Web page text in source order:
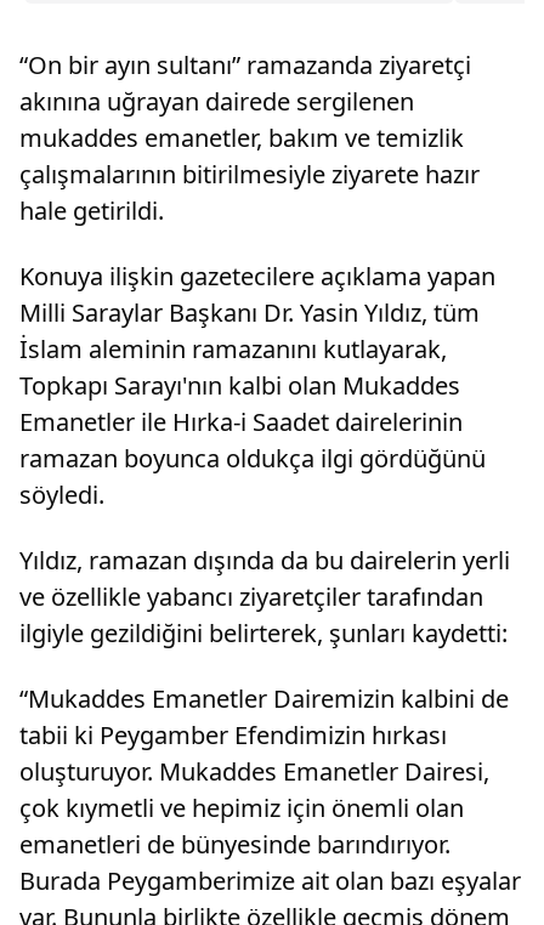
Bekir Torun, ç...
“On bir ayın sultanı” ramazanda ziyaretçi
akınına uğrayan dairede sergilenen
mukaddes emanetler, bakım ve temizlik
çalışmalarının bitirilmesiyle ziyarete hazır
hale getirildi.
Konuya ilişkin gazetecilere açıklama yapan
Milli Saraylar Başkanı Dr. Yasin Yıldız, tüm
İslam aleminin ramazanını kutlayarak,
Topkapı Sarayı'nın kalbi olan Mukaddes
Emanetler ile Hırka-i Saadet dairelerinin
ramazan boyunca oldukça ilgi gördüğünü
söyledi.
Yıldız, ramazan dışında da bu dairelerin yerli
ve özellikle yabancı ziyaretçiler tarafından
ilgiyle gezildiğini belirterek, şunları kaydetti:
“Mukaddes Emanetler Dairemizin kalbini de
tabii ki Peygamber Efendimizin hırkası
oluşturuyor. Mukaddes Emanetler Dairesi,
çok kıymetli ve hepimiz için önemli olan
emanetleri de bünyesinde barındırıyor.
Burada Peygamberimize ait olan bazı eşyalar
var. Bununla birlikte özellikle geçmiş dönem